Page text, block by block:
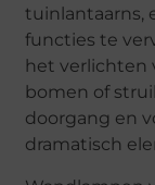
tuinlantaarns,
functies te
het verlichten
bomen of
doorgang en
dramatisch